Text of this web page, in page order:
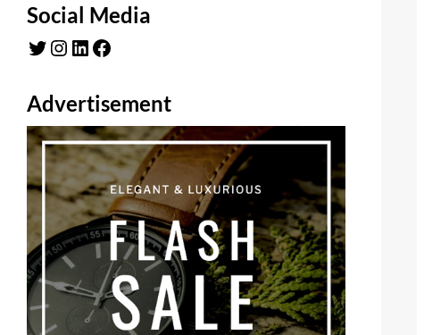
Social Media
Twitter
Instagram LinkedIn Facebook
Advertisement